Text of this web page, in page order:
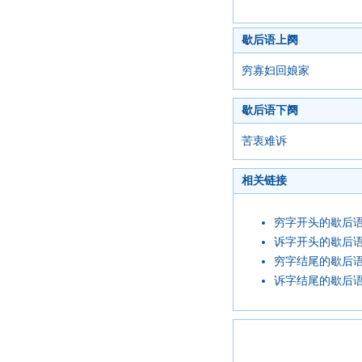
歇后语上阕
穷寡妇回娘家
歇后语下阕
苦衷难诉
相关链接
穷字开头的歇后
诉字开头的歇后
穷字结尾的歇后
诉字结尾的歇后